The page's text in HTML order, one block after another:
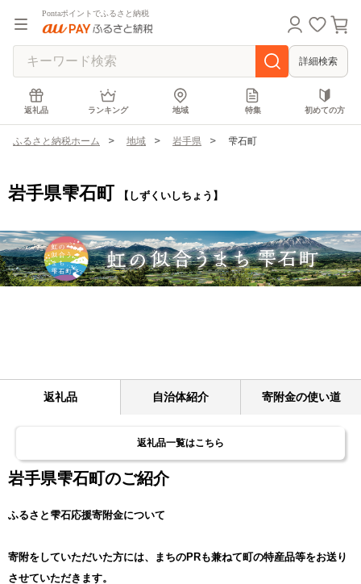
Pontaポイントでふるさと納税
詳細検索
返礼品 ランキング 地域 特集 初めての方
ふるさと納税ホーム 地域 岩手県 雫石町
岩手県雫石町 【しずくいしちょう】
返礼品 自治体紹介 寄附金の使い道
返礼品一覧はこちら
岩手県雫石町のご紹介
ふるさと雫石応援寄附金について
寄附をしていただいた方には、まちのPRも兼ねて町の特産品等をお送り
させていただきます。